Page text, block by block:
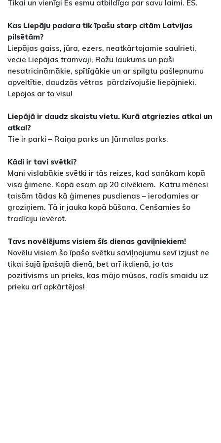
Tikai un vienīgi Es esmu atbildīga par savu laimi. ES.
Kas Liepāju padara tik īpašu starp citām Latvijas
pilsētām?
Liepājas gaiss, jūra, ezers, neatkārtojamie saulrieti,
vecie Liepājas tramvaji, Rožu laukums un paši
nesatricināmākie, spītīgākie un ar spilgtu pašlepnumu
apveltītie, daudzās vētras pārdzīvojušie liepājnieki.
Lepojos ar to visu!
Liepājā ir daudz skaistu vietu. Kurā atgriezies atkal un
atkal?
Tie ir parki – Raiņa parks un Jūrmalas parks.
Kādi ir tavi svētki?
Mani vislabākie svētki ir tās reizes, kad sanākam kopā
visa ģimene. Kopā esam ap 20 cilvēkiem. Katru mēnesi
taisām tādas kā ģimenes pusdienas – ierodamies ar
groziņiem. Tā ir jauka kopā būšana. Cenšamies šo
tradīciju ievērot.
Tavs novēlējums visiem šīs dienas gaviļniekiem!
Novēlu visiem šo īpašo svētku saviļņojumu sevī izjust ne
tikai šajā īpašajā dienā, bet arī ikdienā, jo tas
pozitīvisms un prieks, kas mājo mūsos, radīs smaidu uz
prieku arī apkārtējos!